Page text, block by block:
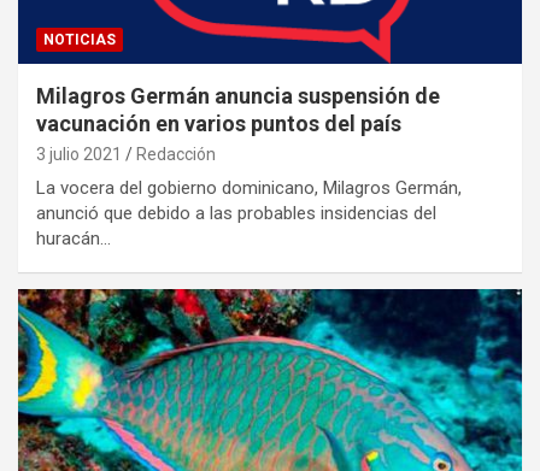
NOTICIAS
Milagros Germán anuncia suspensión de
vacunación en varios puntos del país
3 julio 2021 Redacción
La vocera del gobierno dominicano, Milagros Germán,
anunció que debido a las probables insidencias del
huracán…